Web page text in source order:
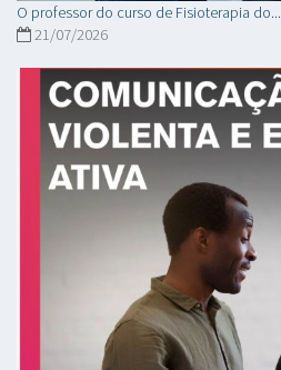
O professor do curso de Fisioterapia do...
21/07/2026